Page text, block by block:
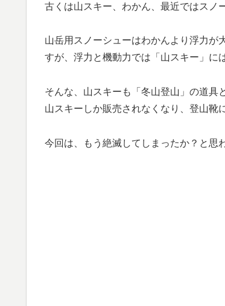
古くは山スキー、わかん、最近ではスノ
山岳用スノーシューはわかんより浮力が
すが、浮力と機動力では「山スキー」に
そんな、山スキーも「冬山登山」の道具
山スキーしか販売されなくなり、登山靴
今回は、もう絶滅してしまったか？と思